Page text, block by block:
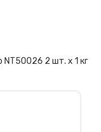
NT50026 2 шт. х 1 кг